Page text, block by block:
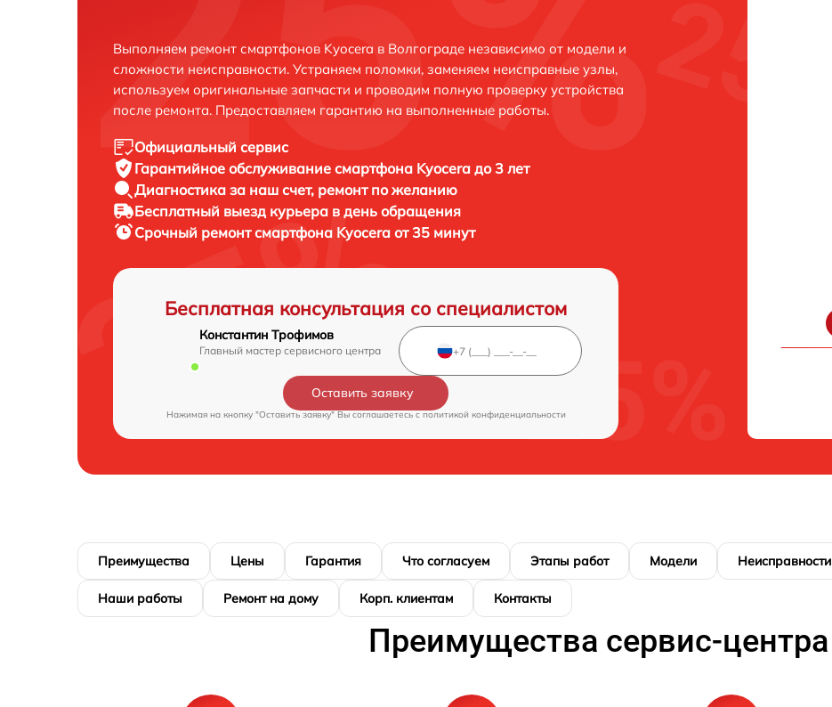
Выполняем ремонт смартфонов Kyocera в Волгограде независимо от модели и
сложности неисправности. Устраняем поломки, заменяем неисправные узлы,
используем оригинальные запчасти и проводим полную проверку устройства
после ремонта. Предоставляем гарантию на выполненные работы.
Официальный сервис
Гарантийное обслуживание смартфона Kyocera до 3 лет
Диагностика за наш счет, ремонт по желанию
Бесплатный выезд курьера в день обращения
Срочный ремонтсмартфона Kyocera от 35 минут
Бесплатная консультация со специалистом
Константин Трофимов
Главный мастер сервисного центра
Оставить заявку
Нажимая на кнопку "Оставить заявку" Вы соглашаетесь cполитикой конфиденциальности
Преимущества Цены Гарантия Что согласуем Этапы работ Модели Неисправности
Наши работы Ремонт на дому Корп. клиентам Контакты
Преимущества сервис-центра